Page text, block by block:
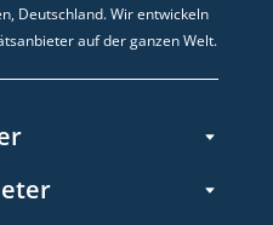
Deutschland. Wir entwickeln
auf der ganzen Welt.